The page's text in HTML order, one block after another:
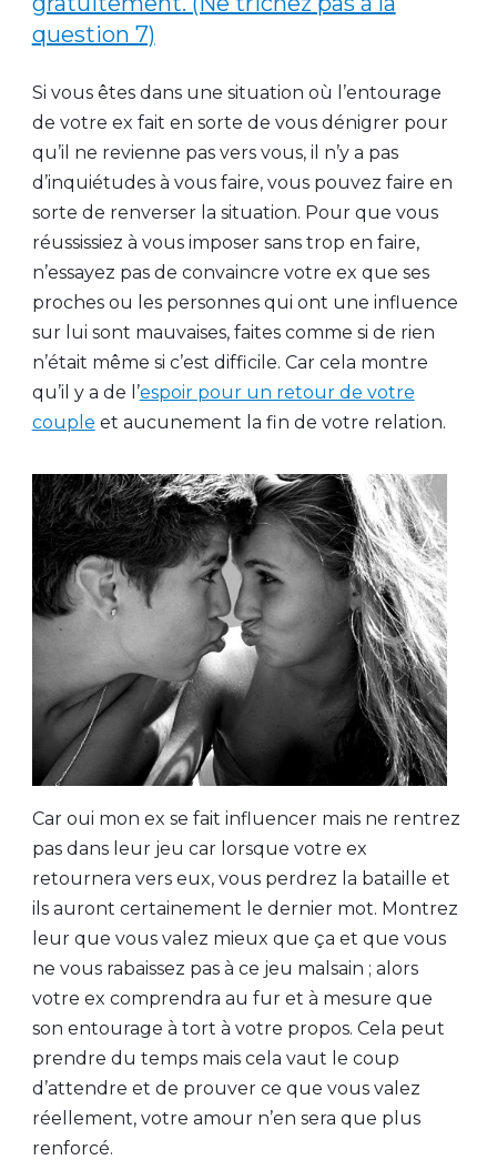
question 7)
Si vous êtes dans une situation où l’entourage
de votre ex fait en sorte de vous dénigrer pour
qu’il ne revienne pas vers vous, il n’y a pas
d’inquiétudes à vous faire, vous pouvez faire en
sorte de renverser la situation. Pour que vous
réussissiez à vous imposer sans trop en faire,
n’essayez pas de convaincre votre ex que ses
proches ou les personnes qui ont une influence
sur lui sont mauvaises, faites comme si de rien
n’était même si c’est difficile. Car cela montre
qu’il y a de l’espoir pour un retour de votre
couple et aucunement la fin de votre relation.
Car oui mon ex se fait influencer mais ne rentrez
pas dans leur jeu car lorsque votre ex
retournera vers eux, vous perdrez la bataille et
ils auront certainement le dernier mot. Montrez
leur que vous valez mieux que ça et que vous
ne vous rabaissez pas à ce jeu malsain ; alors
votre ex comprendra au fur et à mesure que
son entourage à tort à votre propos. Cela peut
prendre du temps mais cela vaut le coup
d’attendre et de prouver ce que vous valez
réellement, votre amour n’en sera que plus
renforcé.